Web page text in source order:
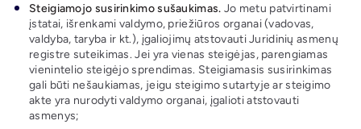
Steigiamojo susirinkimo sušaukimas. Jo metu patvirtinami
įstatai, išrenkami valdymo, priežiūros organai (vadovas,
valdyba, taryba ir kt.), įgaliojimų atstovauti Juridinių asmenų
registre suteikimas. Jei yra vienas steigėjas, parengiamas
vienintelio steigėjo sprendimas. Steigiamasis susirinkimas
gali būti nešaukiamas, jeigu steigimo sutartyje ar steigimo
akte yra nurodyti valdymo organai, įgalioti atstovauti
asmenys;